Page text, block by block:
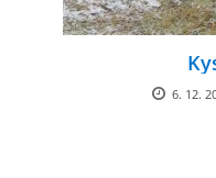
ŠKOLNÍ DRUŽINA
6. 12.